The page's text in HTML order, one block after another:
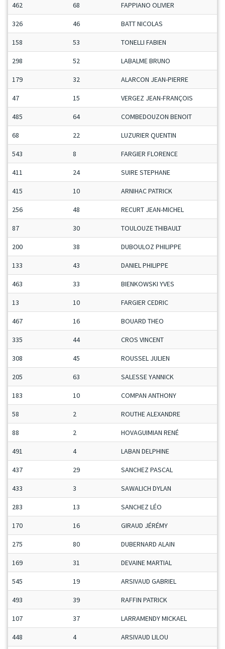
462 68 FAPPIANO OLIVIER
326 46 BATT NICOLAS
158 53 TONELLI FABIEN
298 52 LABALME BRUNO
179 32 ALARCON JEAN-PIERRE
47 15 VERGEZ JEAN-FRANÇOIS
485 64 COMBEDOUZON BENOIT
68 22 LUZURIER QUENTIN
543 8 FARGIER FLORENCE
411 24 SUIRE STEPHANE
415 10 ARNIHAC PATRICK
256 48 RECURT JEAN-MICHEL
87 30 TOULOUZE THIBAULT
200 38 DUBOULOZ PHILIPPE
133 43 DANIEL PHILIPPE
463 33 BIENKOWSKI YVES
13 10 FARGIER CEDRIC
467 16 BOUARD THEO
335 44 CROS VINCENT
308 45 ROUSSEL JULIEN
205 63 SALESSE YANNICK
183 10 COMPAN ANTHONY
58 2 ROUTHE ALEXANDRE
88 2 HOVAGUIMIAN RENÉ
491 4 LABAN DELPHINE
437 29 SANCHEZ PASCAL
433 3 SAWALICH DYLAN
283 13 SANCHEZ LÉO
170 16 GIRAUD JÉRÉMY
275 80 DUBERNARD ALAIN
169 31 DEVAINE MARTIAL
545 19 ARSIVAUD GABRIEL
493 39 RAFFIN PATRICK
107 37 LARRAMENDY MICKAEL
448 4 ARSIVAUD LILOU